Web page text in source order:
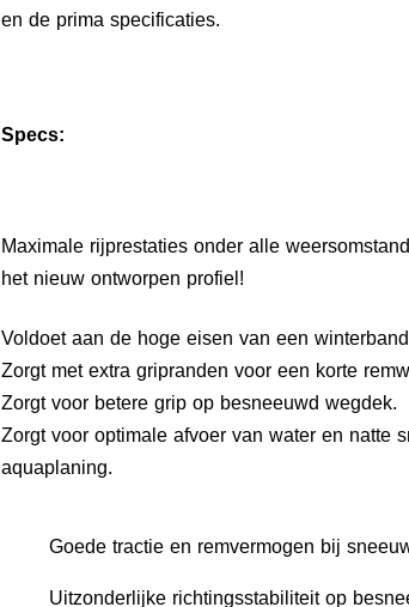
en de prima specificaties.
Specs:
Maximale rijprestaties onder alle
het nieuw ontworpen profiel!
Voldoet aan de hoge eisen van een
Zorgt met extra gripranden voor een korte
Zorgt voor betere grip op besneeuwd wegdek.
Zorgt voor optimale afvoer van water en natte
aquaplaning.
Goede tractie en remvermogen bij
Uitzonderlijke richtingsstabiliteit op